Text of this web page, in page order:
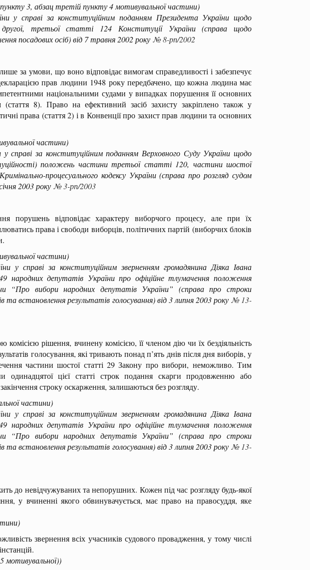
3, абзац третій пункту 4 мотивувальної частини)
справі за конституційним поданням Президента України щодо
третьої статті 124 Конституції України (справа щодо
посадових осіб) від 7 травня 2002 року № 8-рп/2002
за умови, що воно відповідає вимогам справедливості і забезпечує
прав людини 1948 року передбачено, що кожна людина має
національними судами у випадках порушення її основних
8). Право на ефективний засіб захисту закріплено також у
права (стаття 2) і в Конвенції про захист прав людини та основних
частини)
за конституційним поданням Верховного Суду України щодо
положень частини третьої статті 120, частини шостої
процесуального кодексу України (справа про розгляд судом
2003 року № 3-рп/2003
порушень відповідає характеру виборчого процесу, але при їх
права і свободи виборців, політичних партій (виборчих блоків
частини)
за конституційним зверненням громадянина Діяка Івана
народних депутатів України про офіційне тлумачення положення
“Про вибори народних депутатів України” (справа про строки
та встановлення результатів голосування) від 3 липня 2003 року № 13-
рішення, вчинену комісією, її членом дію чи їх бездіяльність
голосування, які тривають понад п’ять днів після дня виборів, у
частини шостої статті 29 Закону про вибори, неможливо. Тим
цієї статті строк подання скарги продовженню або
строку оскарження, залишаються без розгляду.
частини)
за конституційним зверненням громадянина Діяка Івана
народних депутатів України про офіційне тлумачення положення
“Про вибори народних депутатів України” (справа про строки
та встановлення результатів голосування) від 3 липня 2003 року № 13-
до невідчужуваних та непорушних. Кожен під час розгляду будь-якої
у вчиненні якого обвинувачується, має право на правосуддя, яке
звернення всіх учасників судового провадження, у тому числі
мотивувальної))